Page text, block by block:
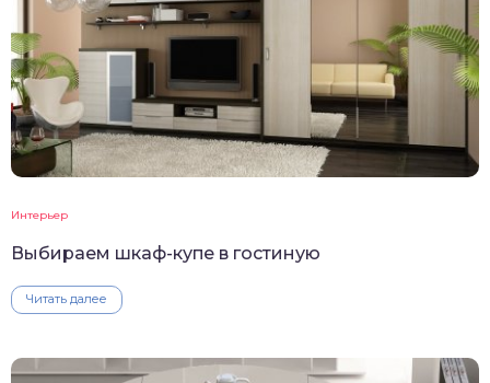
Интерьер
Выбираем шкаф-купе в гостиную
Читать далее